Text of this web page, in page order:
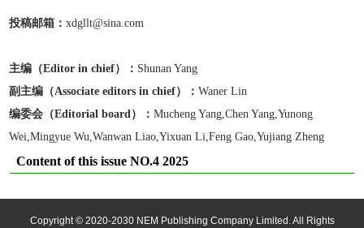
投稿邮箱：xdgllt@sina.com
主编（Editor in chief）： Shunan Yang
副主编 （Associate editors in chief） ：Waner Lin
编委会（Editorial board）：Mucheng Yang,Chen Yang,Yunong
Wei,Mingyue Wu,Wanwan Liao,Yixuan Li,Feng Gao,Yujiang Zheng
Content of this issue NO.4 2025
Copyright © 2020-2030 NEM Publishing Company Limited. All Rights